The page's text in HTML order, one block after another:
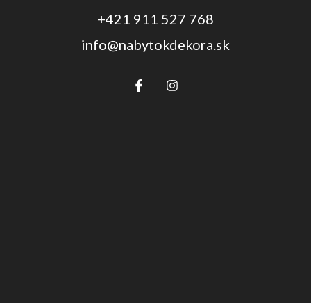
+421 911 527 768
info@nabytokdekora.sk